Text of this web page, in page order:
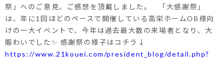
祭」へのご意見、ご感想を頂戴しました。 「大感謝祭」
は、年に1回ほどのペースで開催している高栄ホームOB様向
けの一大イベントで、今年は過去最大数の来場者となり、大
賑わいでした✨ 感謝祭の様子はコチラ↓
https://www.21kouei.com/president_blog/detail.php?